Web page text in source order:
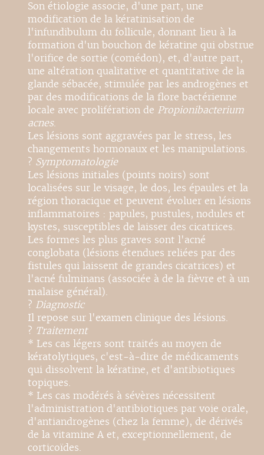
Son étiologie associe, d'une part, une
modification de la kératinisation de
l'infundibulum du follicule, donnant lieu à la
formation d'un bouchon de kératine qui obstrue
l'orifice de sortie (comédon), et, d'autre part,
une altération qualitative et quantitative de la
glande sébacée, stimulée par les androgènes et
par des modifications de la flore bactérienne
locale avec prolifération de Propionibacterium
acnes.
Les lésions sont aggravées par le stress, les
changements hormonaux et les manipulations.
? Symptomatologie
Les lésions initiales (points noirs) sont
localisées sur le visage, le dos, les épaules et la
région thoracique et peuvent évoluer en lésions
inflammatoires : papules, pustules, nodules et
kystes, susceptibles de laisser des cicatrices.
Les formes les plus graves sont l'acné
conglobata (lésions étendues reliées par des
fistules qui laissent de grandes cicatrices) et
l'acné fulminans (associée à de la fièvre et à un
malaise général).
? Diagnostic
Il repose sur l'examen clinique des lésions.
? Traitement
* Les cas légers sont traités au moyen de
kératolytiques, c'est-à-dire de médicaments
qui dissolvent la kératine, et d'antibiotiques
topiques.
* Les cas modérés à sévères nécessitent
l'administration d'antibiotiques par voie orale,
d'antiandrogènes (chez la femme), de dérivés
de la vitamine A et, exceptionnellement, de
corticoïdes.